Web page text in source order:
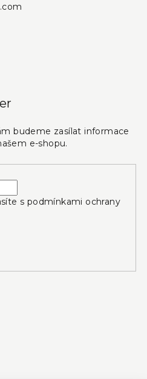
budeme zasílat informace
e-shopu.
s podmínkami ochrany